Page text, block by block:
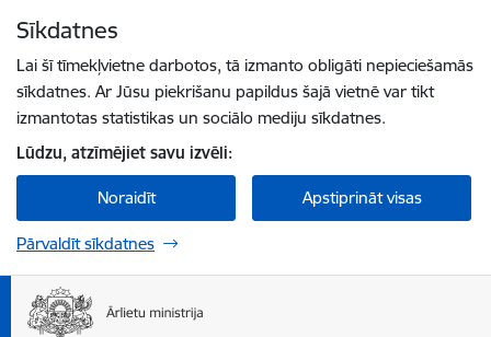
Sīkdatnes
Lai šī tīmekļvietne darbotos, tā izmanto obligāti nepieciešamās
sīkdatnes. Ar Jūsu piekrišanu papildus šajā vietnē var tikt
izmantotas statistikas un sociālo mediju sīkdatnes.
Lūdzu, atzīmējiet savu izvēli:
Noraidīt Apstiprināt visas
Pārvaldīt sīkdatnes